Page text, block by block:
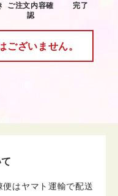
ご注文内容確
認
完了
ございません。
はヤマト運輸で配送